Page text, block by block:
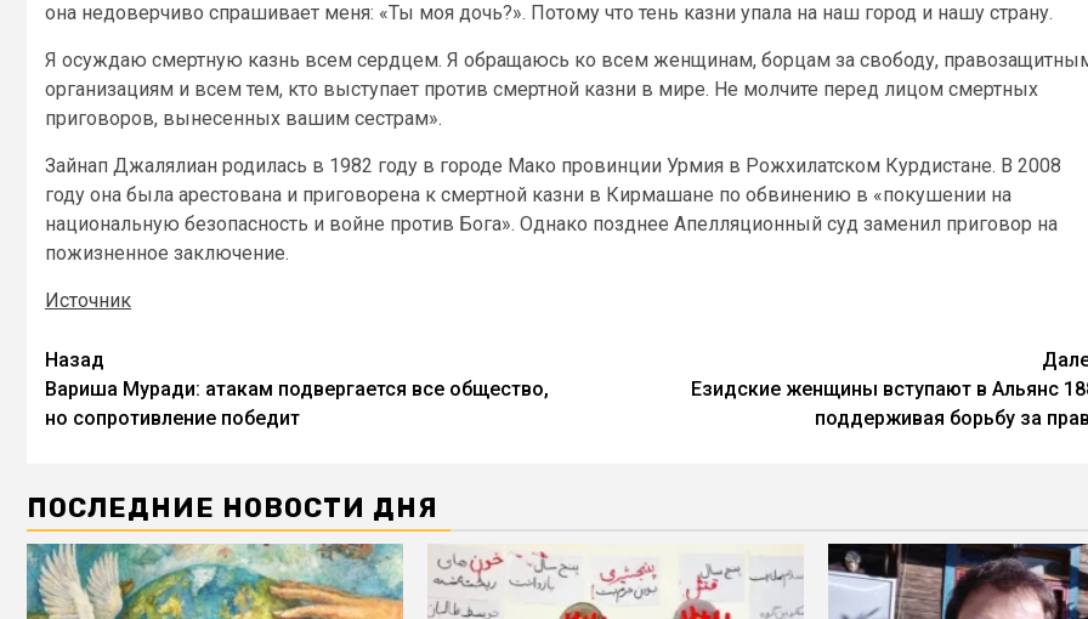
она недоверчиво спрашивает меня: «Ты моя дочь?». Потому что тень казни упала на наш город и нашу страну.
Я осуждаю смертную казнь всем сердцем. Я обращаюсь ко всем женщинам, борцам за свободу,
организациям и всем тем, кто выступает против смертной казни в мире. Не молчите перед лицом смертных
приговоров, вынесенных вашим сестрам».
Зайнап Джалялиан родилась в 1982 году в городе Мако провинции Урмия в Рожхилатском Курдистане. В 2008
году она была арестована и приговорена к смертной казни в Кирмашане по обвинению в «покушении на
национальную безопасность и войне против Бога». Однако позднее Апелляционный суд заменил приговор на
пожизненное заключение.
Источник
Назад
Вариша Муради: атакам подвергается все общество,
но сопротивление победит
Езидские женщины вступают в Альянс
поддерживая борьбу за
ПОСЛЕДНИЕ НОВОСТИ ДНЯ